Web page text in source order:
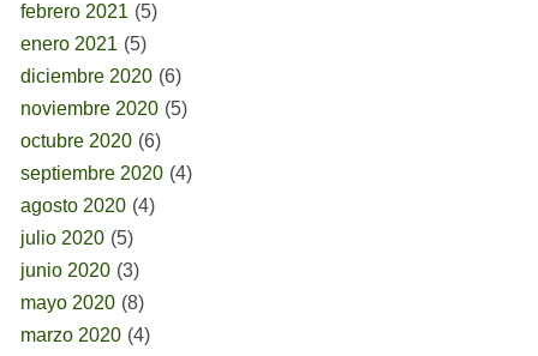
febrero 2021 (5)
enero 2021 (5)
diciembre 2020 (6)
noviembre 2020 (5)
octubre 2020 (6)
septiembre 2020 (4)
agosto 2020 (4)
julio 2020 (5)
junio 2020 (3)
mayo 2020 (8)
marzo 2020 (4)